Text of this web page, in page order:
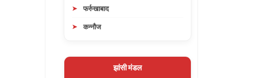
फर्रुखाबाद
कन्नौज
झांसी मंडल